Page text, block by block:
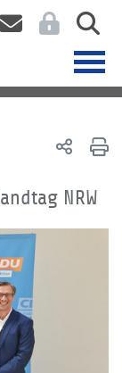
NRW